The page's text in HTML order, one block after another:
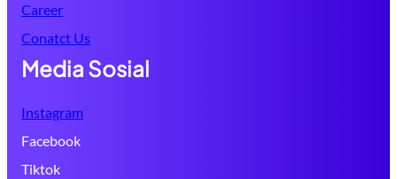
Career
Conatct Us
Media Sosial
Instagram
Facebook
Tiktok